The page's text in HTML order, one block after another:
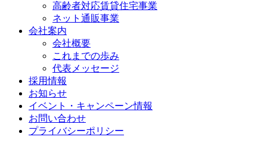
高齢者対応賃貸住宅事業
ネット通販事業
会社案内
会社概要
これまでの歩み
代表メッセージ
採用情報
お知らせ
イベント・キャンペーン情報
お問い合わせ
プライバシーポリシー